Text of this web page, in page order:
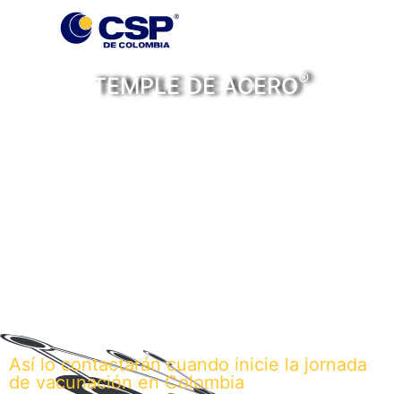
TEMPLE DE ACERO®
Así lo contactarán cuando inicie la jornada
de vacunación en Colombia